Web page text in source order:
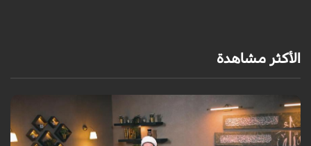
الأكثر مشاهدة